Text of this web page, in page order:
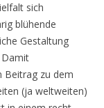
sich
blühende
Gestaltung
Damit
Beitrag zu dem
(ja weltweiten)